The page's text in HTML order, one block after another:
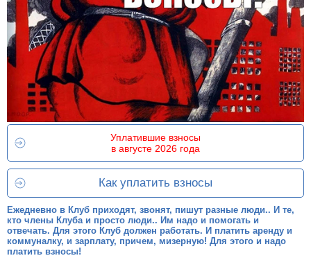
Уплатившие взносы
в августе 2026 года
Как уплатить взносы
Ежедневно в Клуб приходят, звонят, пишут разные люди.. И те,
кто члены Клуба и просто люди.. Им надо и помогать и
отвечать. Для этого Клуб должен работать. И платить аренду и
коммуналку, и зарплату, причем, мизерную! Для этого и надо
платить взносы!